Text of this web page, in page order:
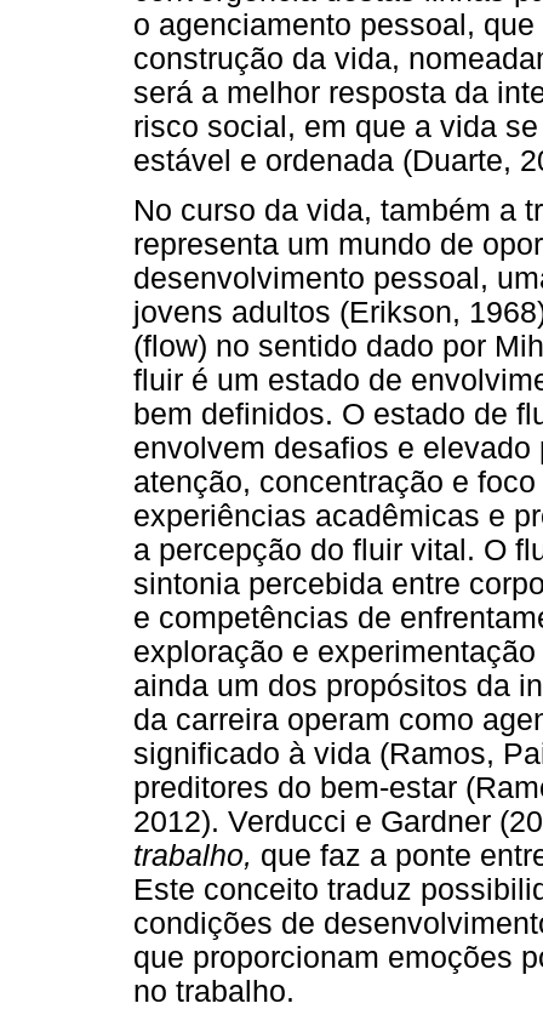
o agenciamento pessoal,
construção da vida,
será a melhor resposta da
risco social, em que a vida
estável e ordenada (Duarte,
No curso da vida, também a
representa um mundo de
desenvolvimento pessoal,
jovens adultos (Erikson,
(flow) no sentido dado por
fluir é um estado de
bem definidos. O estado de
envolvem desafios e
atenção, concentração e
experiências acadêmicas e
a percepção do fluir vital. O
sintonia percebida entre
e competências de
exploração e
ainda um dos propósitos da
da carreira operam como
significado à vida (Ramos,
preditores do bem-estar
2012). Verducci e Gardner
trabalho, que faz a ponte
Este conceito traduz
condições de
que proporcionam emoções
no trabalho.